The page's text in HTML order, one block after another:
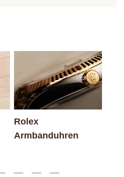
Rolex
Armbanduhren